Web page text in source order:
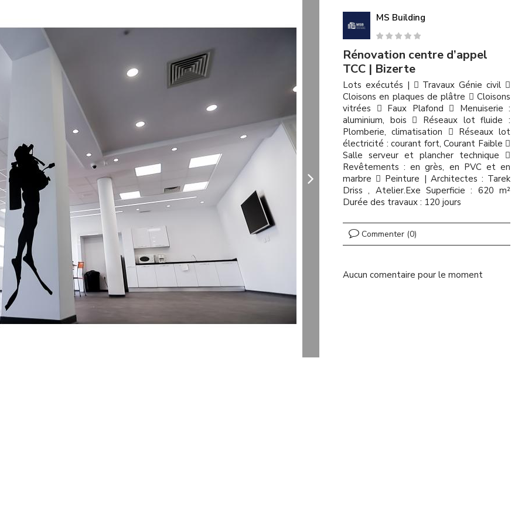
MS Building
Rénovation centre d’appel
TCC | Bizerte
Lots exécutés |  Travaux Génie civil 
Cloisons en plaques de plâtre  Cloisons
vitrées  Faux Plafond  Menuiserie :
aluminium, bois  Réseaux lot fluide :
Plomberie, climatisation  Réseaux lot
électricité : courant fort, Courant Faible 
Salle serveur et plancher technique 
Revêtements : en grès, en PVC et en
marbre  Peinture | Architectes : Tarek
Driss , Atelier.Exe Superficie : 620 m²
Durée des travaux : 120 jours
Commenter (0)
Aucun comentaire pour le moment